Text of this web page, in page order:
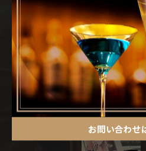
隠れ家
一人飲み
最近の投稿
POSTS
お問い合わせ